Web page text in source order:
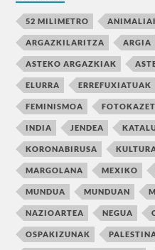
52 MILIMETRO
ARGAZKILARITZA ARGIA
ASTEKO ARGAZKIAK
ELURRA ERREFUXIATUAK
FEMINISMOA
INDIA JENDEA
KORONABIRUSA
MARGOLANA MEXIKO
MUNDUA MUNDUAN
NAZIOARTEA NEGUA
OSPAKIZUNAK